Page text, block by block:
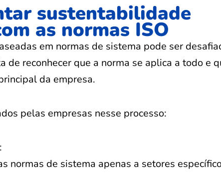
sustentabilidade
as normas ISO
em normas de sistema pode ser
reconhecer que a norma se aplica a todo e
da empresa.
pelas empresas nesse processo:
normas de sistema apenas a setores